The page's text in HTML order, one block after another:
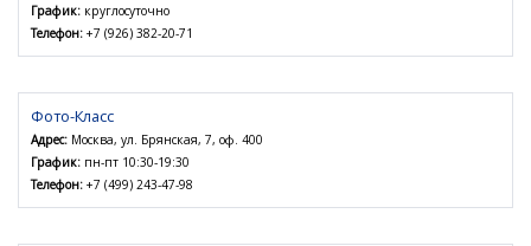
График: круглосуточно
Телефон: +7 (926) 382-20-71
Фото-Класс
Адрес: Москва, ул. Брянская, 7, оф. 400
График: пн-пт 10:30-19:30
Телефон: +7 (499) 243-47-98